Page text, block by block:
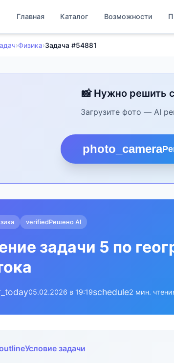
Главная Каталог Возможности
›Физика›Задача #54881
📸 Нужно решить
Загрузите фото — AI
photo_camera
verifiedРешено AI
задачи 5 по
05.02.2026 в 19:19schedule2 мин.
Условие задачи